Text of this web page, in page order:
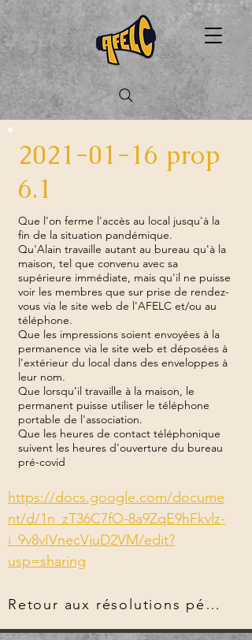
2021-01-16 prop
6.1
Que l'on ferme l'accès au local jusqu'à la
fin de la situation pandémique.
Qu'Alain travaille autant au bureau qu'à la
maison, tel que convenu avec sa
supérieure immédiate, mais qu'il ne puisse
voir les membres que sur prise de rendez-
vous via le site web de l'AFELC et/ou au
téléphone.
Que les impressions soient envoyées à la
permanence via le site web et déposées à
l'extérieur du local dans des enveloppes à
leur nom.
Que lorsqu'il travaille à la maison, le
permanent puisse utiliser le téléphone
portable de l'association.
Que les heures de contact téléphonique
suivent les heures d'ouverture du bureau
pré-covid
https://docs.google.com/docume
nt/d/1n_zT36C7fO-8a9ZqE9hFkvlz-
i_9v8vIVnecViuD2VM/edit?
usp=sharing
Retour aux résolutions pérennes